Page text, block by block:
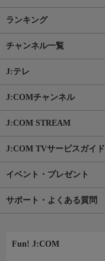
ランキング
チャンネル一覧
J:テレ
J:COMチャンネル
J:COM STREAM
J:COM TVサービスガイド
イベント・プレゼント
サポート・よくある質問
Fun! J:COM